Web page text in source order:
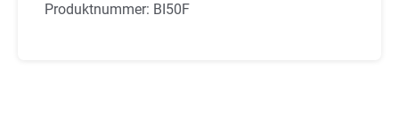
Produktnummer: BI50F